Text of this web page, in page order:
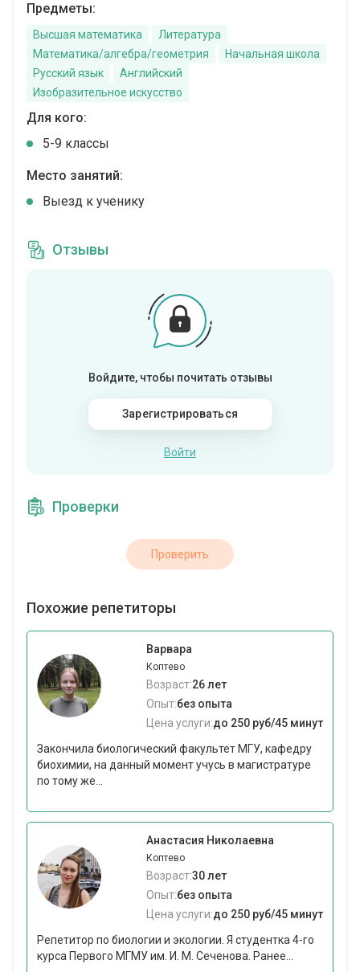
Предметы:
Высшая математика
Литература
Математика/алгебра/геометрия
Начальная школа
Русский язык
Английский
Изобразительное искусство
Для кого:
5-9 классы
Место занятий:
Выезд к ученику
Отзывы
Войдите, чтобы почитать отзывы
Зарегистрироваться
Войти
Проверки
Проверить
Похожие репетиторы
Варвара
Коптево
Возраст:26 лет
Опыт:без опыта
Цена услуги:до 250 руб/45 минут
Закончила биологический факультет МГУ, кафедру
биохимии, на данный момент учусь в магистратуре
по тому же...
Анастасия Николаевна
Коптево
Возраст:30 лет
Опыт:без опыта
Цена услуги:до 250 руб/45 минут
Репетитор по биологии и экологии. Я студентка 4-го
курса Первого МГМУ им. И. М. Сеченова. Ранее...